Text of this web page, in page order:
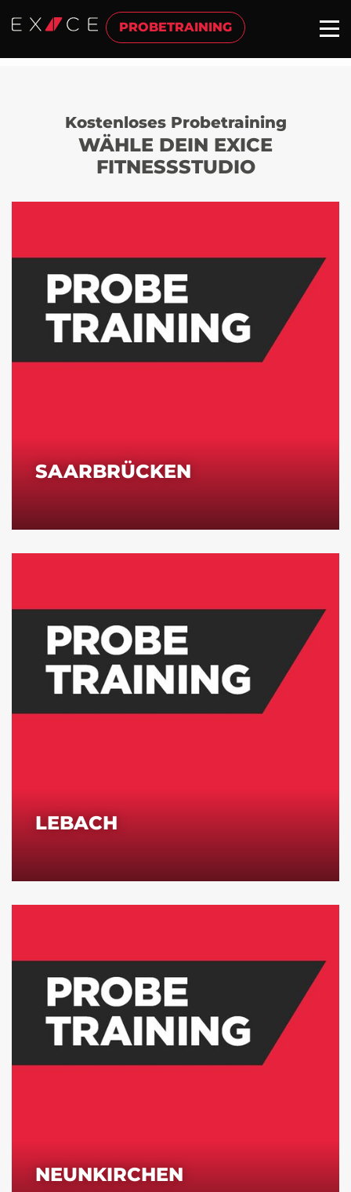
PROBETRAINING
WÄHLE DEIN EXICE
FITNESSSTUDIO
Kostenloses Probetraining
SAARBRÜCKEN
LEBACH
NEUNKIRCHEN